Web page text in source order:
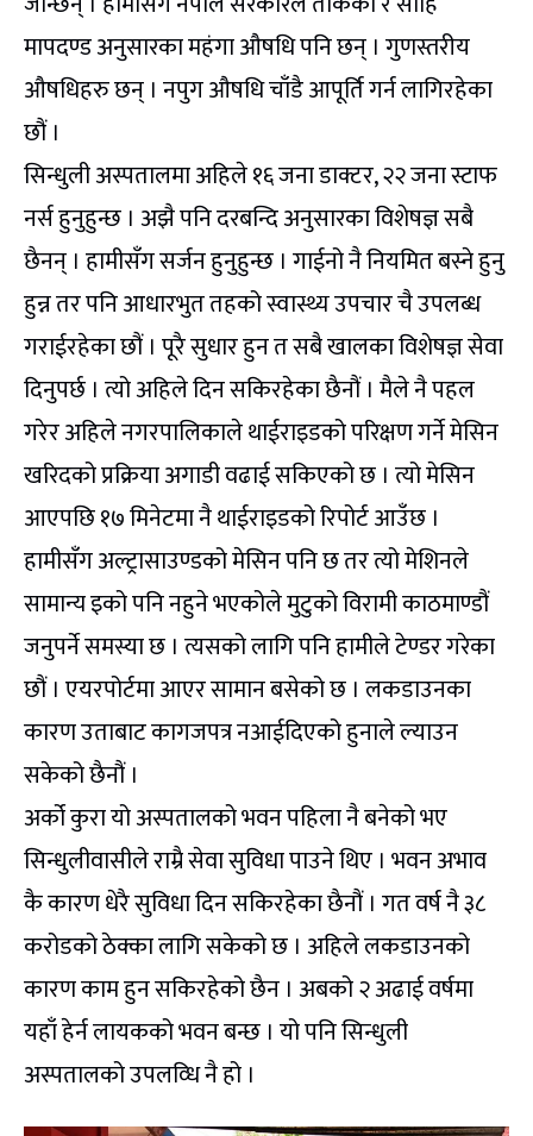
मापदण्ड अनुसारका महंगा औषधि पनि छन् । गुणस्तरीय
औषधिहरु छन् । नपुग औषधि चाँडै आपूर्ति गर्न लागिरहेका
छौं ।
सिन्धुली अस्पतालमा अहिले १६ जना डाक्टर, २२ जना स्टाफ
नर्स हुनुहुन्छ । अझै पनि दरबन्दि अनुसारका विशेषज्ञ सबै
छैनन् । हामीसँग सर्जन हुनुहुन्छ । गाईनो नै नियमित बस्ने हुनु
हुन्न तर पनि आधारभुत तहको स्वास्थ्य उपचार चै उपलब्ध
गराईरहेका छौं । पूरै सुधार हुन त सबै खालका विशेषज्ञ सेवा
दिनुपर्छ । त्यो अहिले दिन सकिरहेका छैनौं । मैले नै पहल
गरेर अहिले नगरपालिकाले थाईराइडको परिक्षण गर्ने मेसिन
खरिदको प्रक्रिया अगाडी वढाई सकिएको छ । त्यो मेसिन
आएपछि १७ मिनेटमा नै थाईराइडको रिपोर्ट आउँछ ।
हामीसँग अल्ट्रासाउण्डको मेसिन पनि छ तर त्यो मेशिनले
सामान्य इको पनि नहुने भएकोले मुटुको विरामी काठमाण्डौं
जनुपर्ने समस्या छ । त्यसको लागि पनि हामीले टेण्डर गरेका
छौं । एयरपोर्टमा आएर सामान बसेको छ । लकडाउनका
कारण उताबाट कागजपत्र नआईदिएको हुनाले ल्याउन
सकेको छैनौं ।
अर्को कुरा यो अस्पतालको भवन पहिला नै बनेको भए
सिन्धुलीवासीले राम्रै सेवा सुविधा पाउने थिए । भवन अभाव
कै कारण धेरै सुविधा दिन सकिरहेका छैनौं । गत वर्ष नै ३८
करोडको ठेक्का लागि सकेको छ । अहिले लकडाउनको
कारण काम हुन सकिरहेको छैन । अबको २ अढाई वर्षमा
यहाँ हेर्न लायकको भवन बन्छ । यो पनि सिन्धुली
अस्पतालको उपलव्धि नै हो ।